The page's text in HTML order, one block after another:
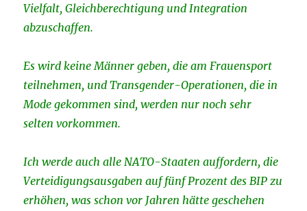
Vielfalt, Gleichberechtigung und Integration
abzuschaffen.
Es wird keine Männer geben, die am Frauensport
teilnehmen, und Transgender-Operationen, die in
Mode gekommen sind, werden nur noch sehr
selten vorkommen.
Ich werde auch alle NATO-Staaten auffordern, die
Verteidigungsausgaben auf fünf Prozent des BIP zu
erhöhen, was schon vor Jahren hätte geschehen